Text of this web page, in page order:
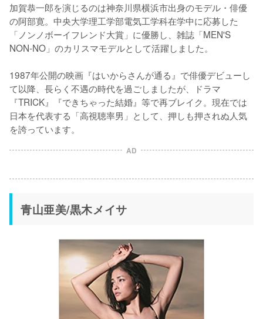
加賀恭一郎を演じるのは神奈川県横浜市出身のモデル・俳優
の阿部寛。中央大学理工学部電気工学科在学中に応募した
「ノンノボーイフレンド大賞」に優勝し、雑誌「MEN'S
NON-NO」のカリスマモデルとして活躍しました。
1987年公開の映画『はいからさんが通る』で俳優デビューし
て以降、長らく不遇の時代を過ごしましたが、ドラマ
『TRICK』『できちゃった結婚』等で再ブレイク。現在では
日本を代表する「高視聴率男」として、押しも押されぬ人気
を誇っています。
AD
青山亜美/黒木メイサ